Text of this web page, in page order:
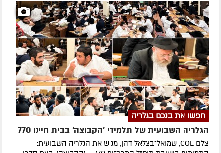
חפשו את בנכם בגלריה
הגלריה השבועית של תלמידי 'הקבוצה' בבית חיינו 770
צלם COL, שמואל־בצלאל דהן, מגיש את הגלריה השבועית: